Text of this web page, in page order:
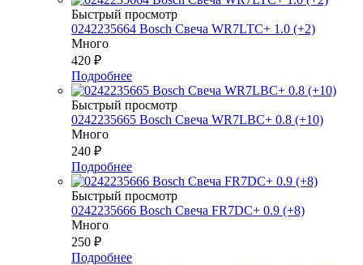
Быстрый просмотр
0242235664 Bosch Свеча WR7LTC+ 1.0 (+2)
Много
420 ₽
Подробнее
Быстрый просмотр
0242235665 Bosch Свеча WR7LBC+ 0.8 (+10)
Много
240 ₽
Подробнее
Быстрый просмотр
0242235666 Bosch Свеча FR7DC+ 0.9 (+8)
Много
250 ₽
Подробнее